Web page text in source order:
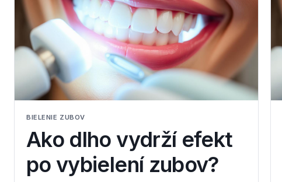
BIELENIE ZUBOV
Ako dlho vydrží efekt
po vybielení zubov?